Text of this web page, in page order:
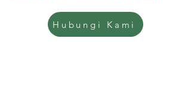
Hubungi Kami